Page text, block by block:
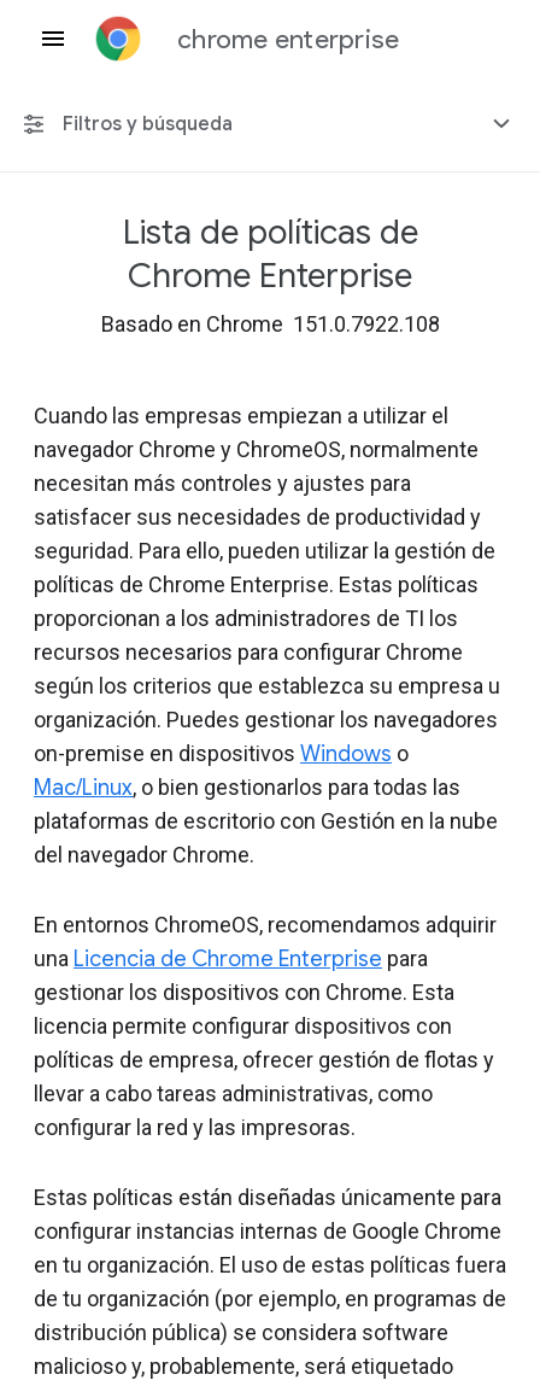
chrome enterprise
Filtros y búsqueda
Cualquier plataforma
Chrome 151
Incluir políticas obsoletas
Lista de políticas de
Chrome Enterprise
Basado en Chrome 151.0.7922.108
Cuando las empresas empiezan a utilizar el
navegador Chrome y ChromeOS, normalmente
necesitan más controles y ajustes para
satisfacer sus necesidades de productividad y
seguridad. Para ello, pueden utilizar la gestión de
políticas de Chrome Enterprise. Estas políticas
proporcionan a los administradores de TI los
recursos necesarios para configurar Chrome
según los criterios que establezca su empresa u
organización. Puedes gestionar los navegadores
on-premise en dispositivos Windows o
Mac/Linux, o bien gestionarlos para todas las
plataformas de escritorio con Gestión en la nube
del navegador Chrome.
En entornos ChromeOS, recomendamos adquirir
una Licencia de Chrome Enterprise para
gestionar los dispositivos con Chrome. Esta
licencia permite configurar dispositivos con
políticas de empresa, ofrecer gestión de flotas y
llevar a cabo tareas administrativas, como
configurar la red y las impresoras.
Estas políticas están diseñadas únicamente para
configurar instancias internas de Google Chrome
en tu organización. El uso de estas políticas fuera
de tu organización (por ejemplo, en programas de
distribución pública) se considera software
malicioso y, probablemente, será etiquetado